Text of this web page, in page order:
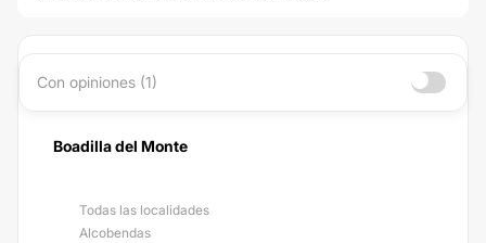
Con opiniones (1)
Boadilla del Monte
Todas las localidades
Alcobendas